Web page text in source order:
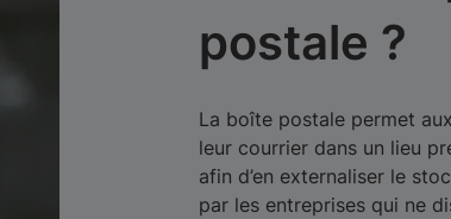
postale ?
La boîte postale permet
leur courrier dans un lieu
afin d’en externaliser le
par les entreprises qui ne